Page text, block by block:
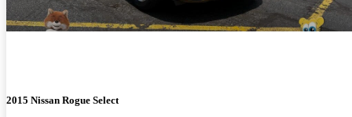
2015 Nissan Rogue Select